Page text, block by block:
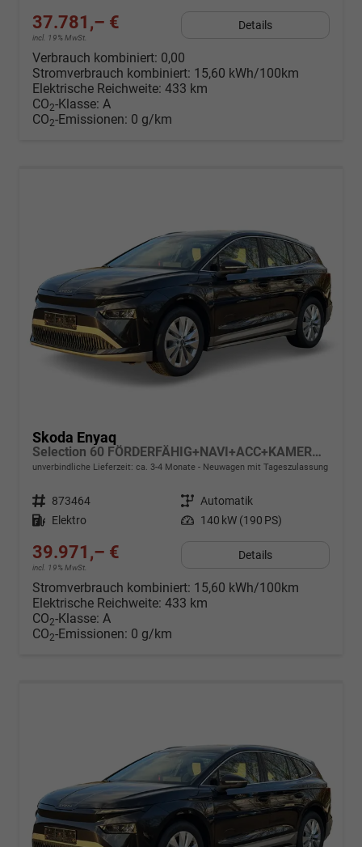
37.781,– €
incl. 19% MwSt.
Details
Verbrauch kombiniert: 0,00
Stromverbrauch kombiniert: 15,60 kWh/100km
Elektrische Reichweite: 433 km
CO2-Klasse: A
CO2-Emissionen: 0 g/km
Skoda Enyaq
Selection 60 FÖRDERFÄHIG+NAVI+ACC+KAMERA+SHZ+LED+19" ALU
unverbindliche Lieferzeit: ca. 3-4 Monate Neuwagen mit Tageszulassung
Fahrzeugnr. 873464 Getriebe Automatik
Kraftstoff Elektro Leistung 140 kW (190 PS)
39.971,– €
incl. 19% MwSt.
Details
Stromverbrauch kombiniert: 15,60 kWh/100km
Elektrische Reichweite: 433 km
CO2-Klasse: A
CO2-Emissionen: 0 g/km